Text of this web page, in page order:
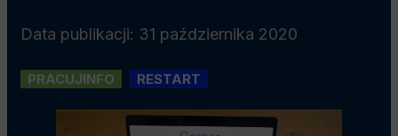
Data publikacji: 31 października 2020
PRACUJINFO RESTART